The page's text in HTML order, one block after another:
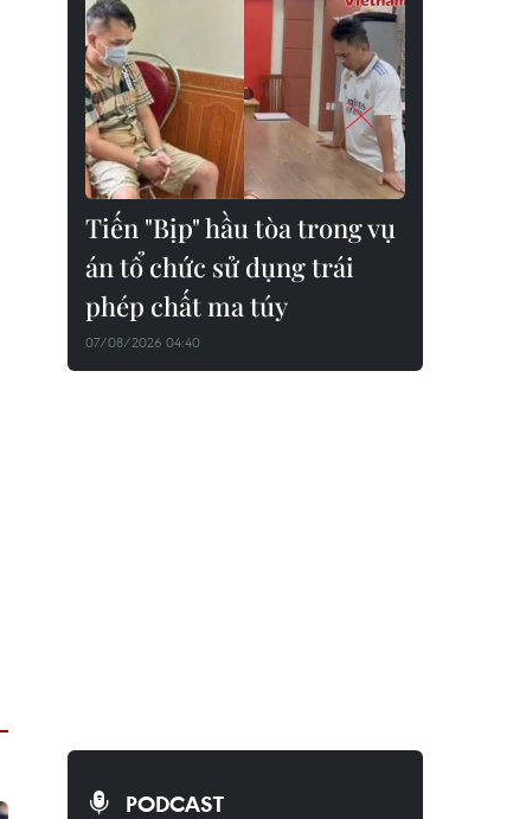
Tiến "Bịp" hầu tòa trong vụ
án tổ chức sử dụng trái
phép chất ma túy
07/08/2026 04:40
PODCAST